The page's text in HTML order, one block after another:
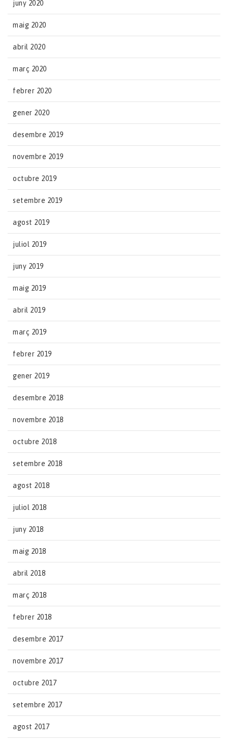
juny 2020
maig 2020
abril 2020
març 2020
febrer 2020
gener 2020
desembre 2019
novembre 2019
octubre 2019
setembre 2019
agost 2019
juliol 2019
juny 2019
maig 2019
abril 2019
març 2019
febrer 2019
gener 2019
desembre 2018
novembre 2018
octubre 2018
setembre 2018
agost 2018
juliol 2018
juny 2018
maig 2018
abril 2018
març 2018
febrer 2018
desembre 2017
novembre 2017
octubre 2017
setembre 2017
agost 2017